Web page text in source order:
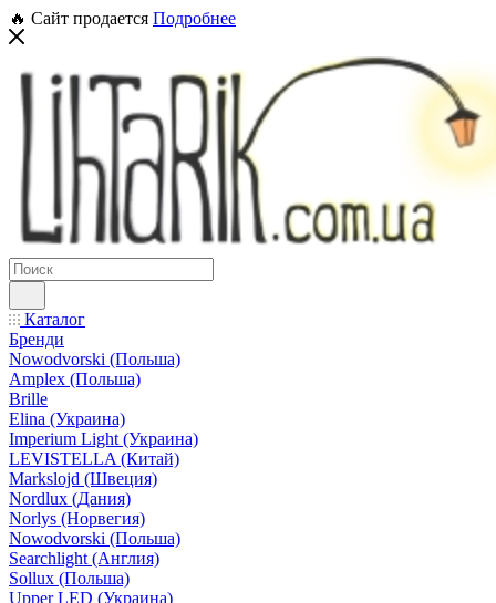
🔥 Сайт продается Подробнее
Каталог
Бренди
Nowodvorski (Польша)
Amplex (Польша)
Brille
Elina (Украина)
Imperium Light (Украина)
LEVISTELLA (Китай)
Markslojd (Швеция)
Nordlux (Дания)
Norlys (Норвегия)
Nowodvorski (Польша)
Searchlight (Англия)
Sollux (Польша)
Upper LED (Украина)